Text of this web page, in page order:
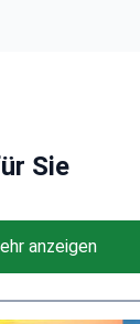
Sie
anzeigen